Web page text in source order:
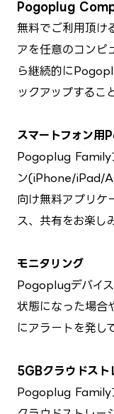
Pogoplug
無料でご利用頂
アを任意のコンピ
ら継続的に
ックアップするこ
スマートフォン用
Pogoplug Family
ン(iPhone/iPad/
向け無料アプリケ
ス、共有をお楽し
モニタリング
Pogoplugデバイ
状態になった場合
にアラートを発し
5GBクラウドスト
Pogoplug Family